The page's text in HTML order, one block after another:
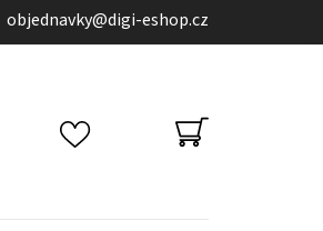
objednavky@digi-eshop.cz
NÁKUPNÍ
KOŠÍK